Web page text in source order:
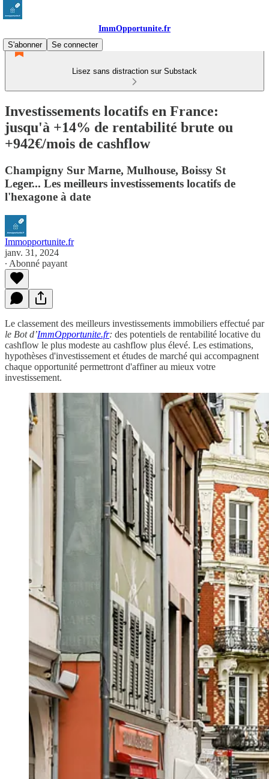
ImmOpportunite.fr
S'abonner
Se connecter
Lisez sans distraction sur Substack
Investissements locatifs en France:
jusqu'à +14% de rentabilité brute ou
+942€/mois de cashflow
Champigny Sur Marne, Mulhouse, Boissy St
Leger... Les meilleurs investissements locatifs de
l'hexagone à date
Immopportunite.fr
janv. 31, 2024
∙ Abonné payant
Le classement des meilleurs investissements immobiliers effectué par
le Bot d’ImmOpportunite.fr: des potentiels de rentabilité locative du
cashflow le plus modeste au cashflow plus élevé. Les estimations,
hypothèses d'investissement et études de marché qui accompagnent
chaque opportunité permettront d'affiner au mieux votre
investissement.